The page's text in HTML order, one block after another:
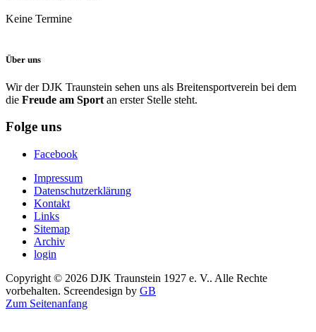
Keine Termine
Über uns
Wir der DJK Traunstein sehen uns als Breitensportverein bei dem
die Freude am Sport an erster Stelle steht.
Folge uns
Facebook
Impressum
Datenschutzerklärung
Kontakt
Links
Sitemap
Archiv
login
Copyright © 2026 DJK Traunstein 1927 e. V.. Alle Rechte
vorbehalten. Screendesign by GB
Zum Seitenanfang